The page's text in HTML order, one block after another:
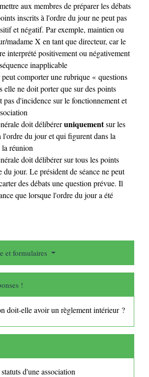
aux membres de préparer les débats
inscrits à l'ordre du jour ne peut pas
et négatif. Par exemple, maintien ou
madame X en tant que directeur, car le
interprété positivement ou négativement
inapplicable
comporter une rubrique « questions
elle ne doit porter que sur des points
pas d'incidence sur le fonctionnement et
doit délibéreruniquementsur les
l'ordre du jour et qui figurent dans la
réunion
doit délibérer sur tous les points
du jour. Le président de séance ne peut
des débats une question prévue. Il
que lorsque l'ordre du jour a été
et formulaires
!
doit-elle avoir un règlement intérieur ?
d'une association